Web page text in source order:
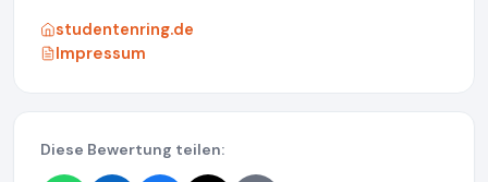
studentenring.de
Impressum
Diese Bewertung teilen: